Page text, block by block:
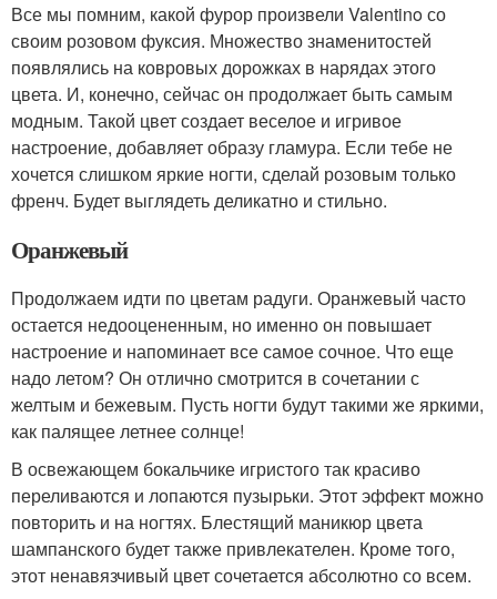
Все мы помним, какой фурор произвели Valentino со
своим розовом фуксия. Множество знаменитостей
появлялись на ковровых дорожках в нарядах этого
цвета. И, конечно, сейчас он продолжает быть самым
модным. Такой цвет создает веселое и игривое
настроение, добавляет образу гламура. Если тебе не
хочется слишком яркие ногти, сделай розовым только
френч. Будет выглядеть деликатно и стильно.
Оранжевый
Продолжаем идти по цветам радуги. Оранжевый часто
остается недооцененным, но именно он повышает
настроение и напоминает все самое сочное. Что еще
надо летом? Он отлично смотрится в сочетании с
желтым и бежевым. Пусть ногти будут такими же яркими,
как палящее летнее солнце!
В освежающем бокальчике игристого так красиво
переливаются и лопаются пузырьки. Этот эффект можно
повторить и на ногтях. Блестящий маникюр цвета
шампанского будет также привлекателен. Кроме того,
этот ненавязчивый цвет сочетается абсолютно со всем.